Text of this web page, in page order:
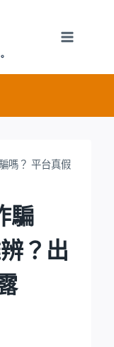
嗎？ 平台真假
騙
？出